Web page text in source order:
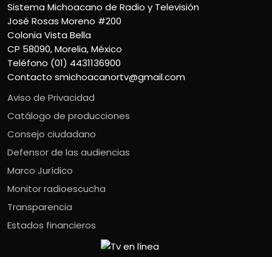
Sistema Michoacano de Radio y Televisión
José Rosas Moreno #200
Colonia Vista Bella
CP 58090, Morelia, México
Teléfono (01) 4431136900
Contacto smichoacanortv@gmail.com
Aviso de Privacidad
Catálogo de producciones
Consejo ciudadano
Defensor de las audiencias
Marco Jurídico
Monitor radioescucha
Transparencia
Estados financieros